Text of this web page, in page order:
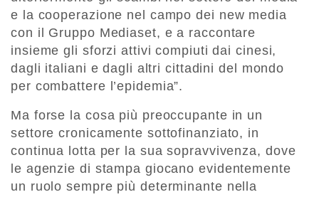
e la cooperazione nel campo dei new media
con il Gruppo Mediaset, e a raccontare
insieme gli sforzi attivi compiuti dai cinesi,
dagli italiani e dagli altri cittadini del mondo
per combattere l’epidemia”.
Ma forse la cosa più preoccupante in un
settore cronicamente sottofinanziato, in
continua lotta per la sua sopravvivenza, dove
le agenzie di stampa giocano evidentemente
un ruolo sempre più determinante nella